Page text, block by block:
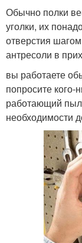
Обычно полки
уголки, их
отверстия
антресоли в
вы работаете
попросите
работающий
необходимости